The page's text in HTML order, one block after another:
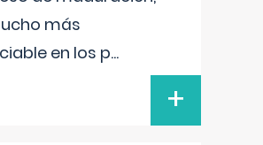
más
en los p...
+